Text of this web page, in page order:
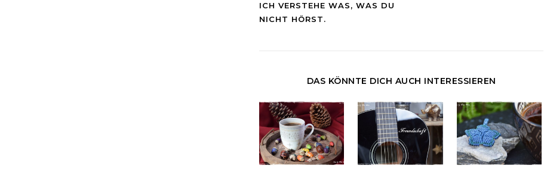
ICH VERSTEHE WAS, WAS DU
NICHT HÖRST.
DAS KÖNNTE DICH AUCH INTERESSIEREN